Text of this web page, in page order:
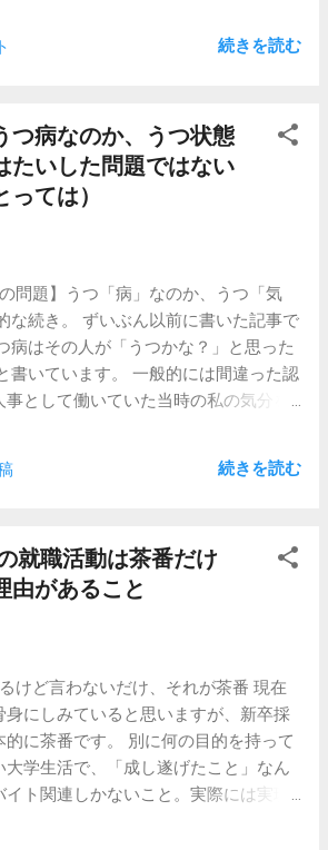
りません。 ＊＊＊＊＊＊＊後日追記 ＊
ト欄でご指摘頂きましたが、自営業も
をしている人」のことを言いたかった
ている以上、周囲との関わりが皆無
ませんので、やっぱりこの記事は「会
だなと思います。 むしろ7番や8番や9
＊＊＊＊ ＊＊＊＊＊＊＊ ＊＊＊＊ 他
思うので、これぞという特徴を思いつ
ださい。 【関連記事】 【新卒・キャ
こと」でしか自分を語れない 【...
もそも、私の残業状況みました？ あん
て。 真面目に頑張りすぎちゃって、結
病になる人って、「真面目でいい人」
にもそう言われているようですし、私
した。真面目でコツコツ。頑張りす
こうなると皆さん、すごくしょんぼり
し訳ないとか言っていて、でもつらく
いうそういう感じなんですけど。 な
性は 。 とビックリしました。 もち
に辛かったんだと思います。 です
込められているのを感じました。 （私
こんな仕事 をしているような人間じ
ないとは言ってませんでした。むし
と言っていました。「こんな仕事や
した。 これはさ、きっとうつ病じゃな
と全然違う名前のものだろうと。なん
」という診断名も、医師が本人に配
診断にしているだけじゃないだろうか
うつ病です、絶対に。 って、 ものす
いセリフ...
続きを読む
つ病なのか、うつ状態
たいした問題ではない
っては）
問題】うつ「病」なのか、うつ「気
な続き。 ずいぶん以前に書いた記事で
病はその人が「うつかな？」と思った
書いています。 一般的には間違った認
として働いていた当時の私の気分を
て、 「私はうつなのかもしれない」
ことは、これはもう既に何らかの対応
うつ状態なのか、とか。 そんなことは
です。 会社に行けない状態 ＝ それ
ような思考 ですね。 【続き】 【心の
続きを読む
就職活動は茶番だけ
由があること
けど言わないだけ、それが茶番 現在
身にしみていると思いますが、新卒採
的に茶番です。 別に何の目的を持って
大学生活で、「成し遂げたこと」なん
ト関連しかないこと。実際には実現